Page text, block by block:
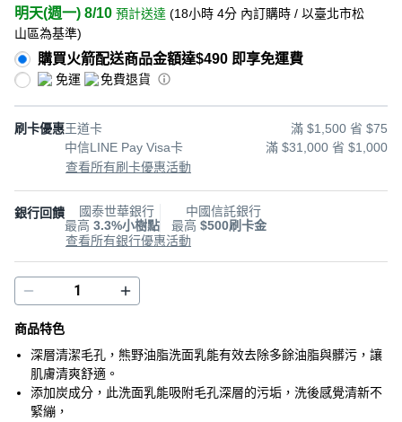
明天(週一) 8/10 預計送達 (18小時 4分 內訂購時 / 以臺北市松
山區為基準)
購買火箭配送商品金額達$490 即享免運費
免運 免費退貨
刷卡優惠王道卡
滿 $1,500 省 $75
中信LINE Pay Visa卡
滿 $31,000 省 $1,000
查看所有刷卡優惠活動
銀行回饋
國泰世華銀行
最高 3.3%小樹點
中國信託銀行
最高 $500刷卡金
查看所有銀行優惠活動
商品特色
深層清潔毛孔，熊野油脂洗面乳能有效去除多餘油脂與髒污，讓
肌膚清爽舒適。
添加炭成分，此洗面乳能吸附毛孔深層的污垢，洗後感覺清新不
緊繃，